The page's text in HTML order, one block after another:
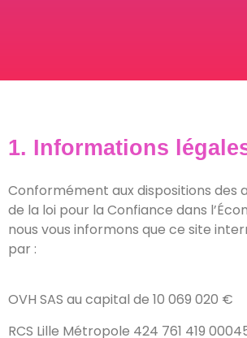
1. Informations
Conformément aux dispositions des
de la loi pour la Confiance dans
nous vous informons que ce site
par :
OVH SAS au capital de 10 069 020 €
RCS Lille Métropole 424 761 419